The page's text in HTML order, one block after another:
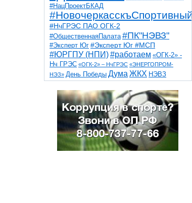
#НацПроектБКАД
#НовочеркасскъСпортивный
#НчГРЭС ПАО ОГК-2
#ОбщественнаяПалата #ПК"НЭВЗ"
#Эксперт Юг #Эксперт Юг #МСП
#ЮРГПУ (НПИ)#работаем «ОГК-2» -
Нч ГРЭС «ОГК-2» – НчГРЭС «ЭНЕРГОПРОМ-
НЭЗ» День Победы Дума ЖКХ НЭВЗ
НчГРЭС ТНТ
благоустройствоветераны выборы
детидороги казаки коррупция космос
общественная палата парк пожар роща
спорт театр транспорт художники